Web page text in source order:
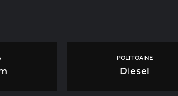
POLTTOAINE
Diesel